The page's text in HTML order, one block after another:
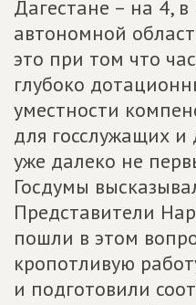
Дагестане – на 4, в
автономной
это при том что
глубоко
уместности
для госслужащих и
уже далеко не
Госдумы
Представители
пошли в этом
кропотливую
и подготовили